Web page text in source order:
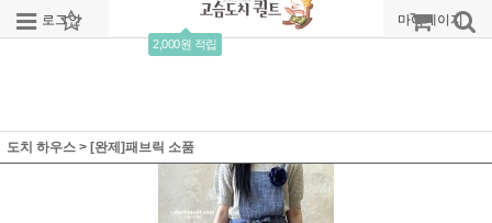
로그인 회원가입
2,000원 적립
주문조회 마이페이지
도치 하우스 > [완제]패브릭 소품